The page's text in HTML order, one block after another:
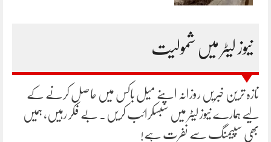
نیوز لیٹر میں شمولیت
تازہ ترین خبریں روزانہ اپنے میل باکس میں حاصل کرنے کے
لیے ہمارے نیوز لیٹر میں سبسکرائب کریں۔ بے فکر رہیں، ہمیں
بھی سپیمنگ سے نفرت ہے!